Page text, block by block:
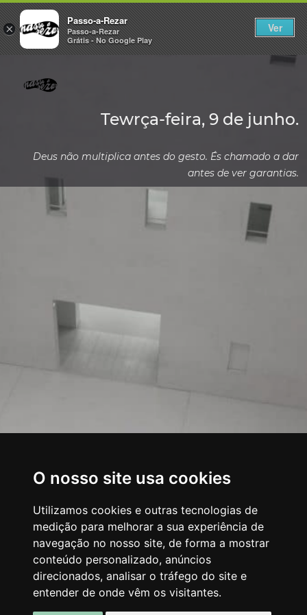
O nosso site usa cookies
Utilizamos cookies e outras tecnologias de
medição para melhorar a sua experiência de
navegação no nosso site, de forma a mostrar
conteúdo personalizado, anúncios
direcionados, analisar o tráfego do site e
entender de onde vêm os visitantes.
×
Passo-a-Rezar
Passo-a-Rezar
Grátis - No Google Play
Ver
Tewrça-feira, 9 de junho.
Deus não multiplica antes do gesto. És chamado a dar
antes de ver garantias.